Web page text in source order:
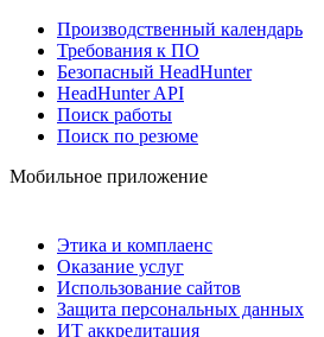
Производственный календарь
Требования к ПО
Безопасный HeadHunter
HeadHunter API
Поиск работы
Поиск по резюме
Мобильное приложение
Этика и комплаенс
Оказание услуг
Использование сайтов
Защита персональных данных
ИТ аккредитация